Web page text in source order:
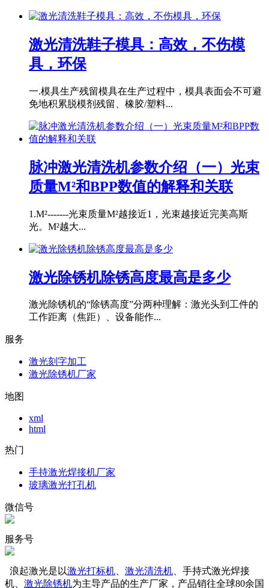
激光清洗鞋子模具：高效，不伤模
具，环保
一.模具生产残留模具在生产过程中，模具表面会不可避
免地积累脱模剂残留、橡胶/塑料...
脉冲激光清洗机参数介绍（一）光束
质量M²和BPP数值的解释和关联
1.M²-------光束质量M²越接近1，光束越接近完美高斯
光。M²越大...
激光除锈机除锈高度最高是多少
激光除锈机的“除锈高度”分两种理解：激光头到工件的
工作距离（焦距）、设备能作...
服务
激光刻字加工
激光除锈机厂家
地图
xml
html
热门
手持激光焊接机厂家
玻璃激光打孔机
微信号
服务号
浪起激光是以激光打标机、 激光清洗机、手持式激光焊接
机、 激光除锈机为主导产品的生产厂家，产品销往全球80余国